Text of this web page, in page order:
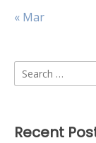
« Mar
Search
for:
Recent